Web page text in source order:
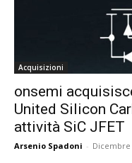
Acquisizioni
onsemi
United Silicon
attività SiC JFET
Arsenio Spadoni - Dicembre